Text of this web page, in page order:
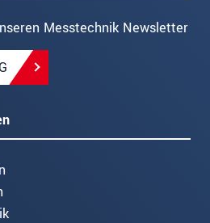
Messtechnik Newsletter